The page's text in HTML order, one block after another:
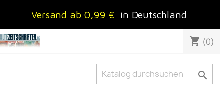
Versand ab 0,99 € in Deutschland
shopping_cart (0)
